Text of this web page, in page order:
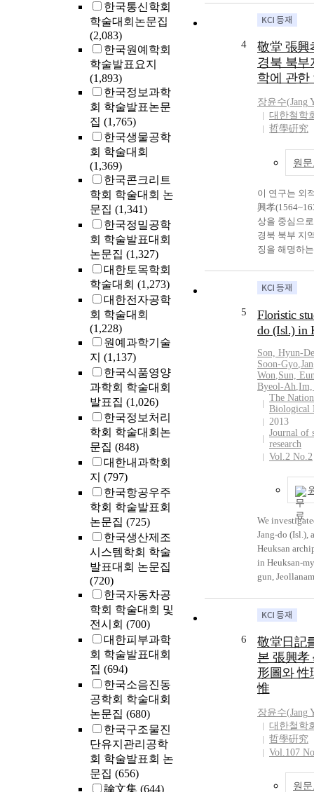
한국통신학회
학술대회논문집
(2,083)
한국원예학회
학술발표요지
(1,893)
한국정보과학
회 학술발표논문
집 (1,765)
한국생물공학
회 학술대회
(1,369)
한국콘크리트
학회 학술대회 논
문집 (1,341)
한국정밀공학
회 학술발표대회
논문집 (1,327)
대한토목학회
학술대회 (1,273)
대한전자공학
회 학술대회
(1,228)
원예과학기술
지 (1,137)
한국식품영양
과학회 학술대회
발표집 (1,026)
한국정보처리
학회 학술대회논
문집 (848)
대한내과학회
지 (797)
한국항공우주
학회 학술발표회
논문집 (725)
한국생산제조
시스템학회 학술
발표대회 논문집
(720)
한국자동차공
학회 학술대회 및
전시회 (700)
대한피부과학
회 학술발표대회
집 (694)
한국소음진동
공학회 학술대회
논문집 (680)
한국구조물진
단유지관리공학
회 학술발표회 논
문집 (656)
論文集 (644)
he empathizes
sympathy.
hwan's critical
own voice
one resulted
shows a
many poems
tendency is
criticizing the
the false
the
Yangban [the
human
capitalistic
small
important
of attitude
hwan does
reality and
negate them
objects of
objects of
reason why
are more
empathizing
object of
structure of
in ``Byeong-
published
and poems
detection to
author.
translated
Twister``
Han, Hyo`s
Oh, Jang-
offer new
understanding
It seems that
had been
consistently
and in this
reflection. His
liberation
and hesitation
had passed
colonized
other poets
displayed
sincerity``
detection to
wrote
``Song of
the colonial
expressed his
promise for a
poem
was criticized
conventional
To Oh, Jang-
distance
was the
and promise
free from the
to the
showed the
South and
politics and
liberation
perspective
4
敬堂 張興
경북 북부
학에 관한
장윤수(Jang
대한철학
哲學硏究
원
이 연구는 외
興孝
상을 중심으
경북 북부 지
징을 해명하
닌 이론적 특
의 성리학자
보려는 것이
세기 경북 북
의 최대 학자
면에서 퇴계
으며, 또한 그
적으로 퇴계
영향을 미쳤
심은 이론 논
않고 근본적
방면을 지향
연구는 거의
다. 이 글에
이론적 標識
경당의 기본
적 삶의 특징
한다. 경당의
가장 주목되
리이론의 전
설명해 내고
氣妙合의 존
와 마찬가지
유일한 윤리
는 근거를 理
당의 이러한
의 기본 이론
중 하나이다.
리학적 이론
화하고 실현
한다는 점을
5
Floristic
do (Isl.) in
Son, Hyun-
Soon-Gyo,
Won,Sun,
Byeol-Ah,Im,
The
Biological
2013
Journal of
research
Vol.2 No.2
We
Jang-do (Isl.),
Heuksan
in Heuksan-
gun,
field trips
to May of
we identified
of 423 taxa in
comprising
varieties and
are a total of
floristic
plants. The
indicators
taxa of level
6
敬堂日記
본 張興孝
形圖와 性
惟
장윤수(Jang
대한철학
哲學硏究
Vol.107
원